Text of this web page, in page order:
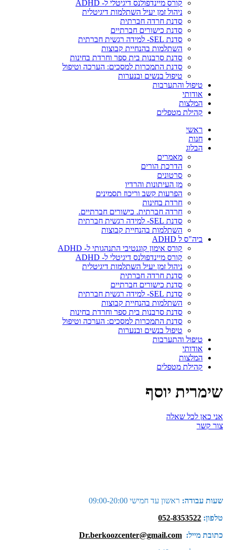
קורס מיינדפולנס דיגיטלי ל- ADHD
ניהול זמן יעיל השתלמות דיגיטלית
סדנת חרדה חברתית
סדנת כישורים חברתיים
סדנת SEL- למידה רגשית חברתית
השתלמות בהנחיית קבוצות
סדנת סרבנות בית ספר וחרדת בחינות
סדנת התמכרות למסכים: הערכה וטיפול
טיפול בנשים ובנערות
טיפול והתערבות
אודותי
המלצות
קהילת מטפלים
ראשי
חנות
הבלוג
מאמרים
הדרכת הורים
סרטונים
מן העיתונות והרדיו
הפרעות קשב וריכוז תסמינים
חרדת בחינות
חרדה חברתית. כישורים חברתיים.
סדנת SEL- למידה רגשית חברתית
השתלמות בהנחיית קבוצות
ביה"ס ל ADHD
קורס אימון קוגנטיבי התנהגותי ל- ADHD
קורס מיינדפולנס דיגיטלי ל- ADHD
ניהול זמן יעיל השתלמות דיגיטלית
סדנת חרדה חברתית
סדנת כישורים חברתיים
סדנת SEL- למידה רגשית חברתית
השתלמות בהנחיית קבוצות
סדנת סרבנות בית ספר וחרדת בחינות
סדנת התמכרות למסכים: הערכה וטיפול
טיפול בנשים ובנערות
טיפול והתערבות
אודותי
המלצות
קהילת מטפלים
שימרית יוסף
אני כאן לכל שאלה
צור קשר
שעות עבודה: ראשון עד חמישי 09:00-20:00
טלפון: 052-8353522
כתובת מייל: Dr.berkoozcenter@gmail.com